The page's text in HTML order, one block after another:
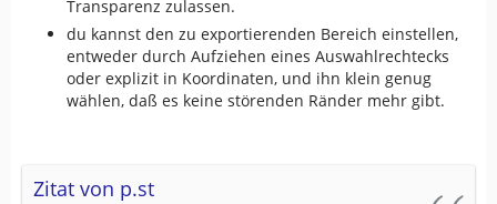
Transparenz zulassen.
du kannst den zu exportierenden Bereich einstellen,
entweder durch Aufziehen eines Auswahlrechtecks
oder explizit in Koordinaten, und ihn klein genug
wählen, daß es keine störenden Ränder mehr gibt.
Zitat von p.st